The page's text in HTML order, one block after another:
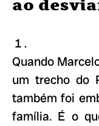
ao
Quando
um trecho do
também foi
família. É o